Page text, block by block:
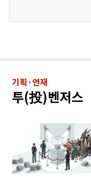
기획·연재
투(投)벤저스